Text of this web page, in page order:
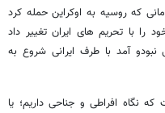
که روسیه به اوکراین حمله کرد
را با تحریم های ایران تغییر داد
آمد با طرف ایرانی شروع به
نگاه افراطی و جناحی داریم؛ یا